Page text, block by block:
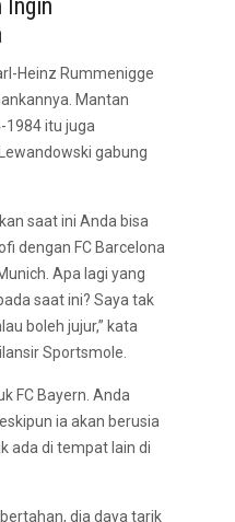
Ingin
Heinz Rummenigge
Mantan
1984 itu juga
gabung
saat ini Anda bisa
dengan FC Barcelona
Apa lagi yang
saat ini? Saya tak
boleh jujur,” kata
Sportsmole.
FC Bayern. Anda
ia akan berusia
ada di tempat lain di
dia daya tarik